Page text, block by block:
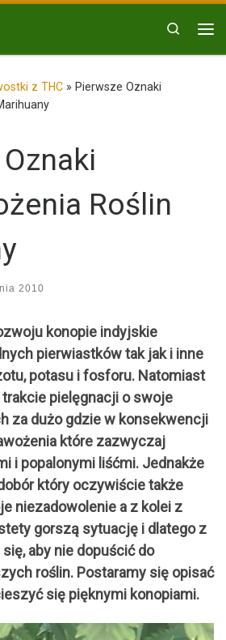
Search
z THC » Pierwsze Oznaki
Roślin
2010
konopie indyjskie
pierwiastków tak jak i inne
potasu i fosforu. Natomiast
pielęgnacji o swoje
za dużo gdzie w konsekwencji
które zazwyczaj
i popalonymi liśćmi. Jednakże
który oczywiście także
niezadowolenie a z kolei z
gorszą sytuację i dlatego z
aby nie dopuścić do
roślin. Postaramy się opisać
się pięknymi konopiami.